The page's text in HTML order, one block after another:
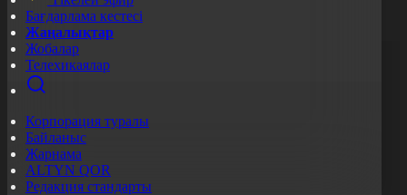
Бағдарлама кестесі
Жаңалықтар
Жобалар
Телехикаялар
Корпорация туралы
Байланыс
Жарнама
ALTYN QOR
Редакция стандарты